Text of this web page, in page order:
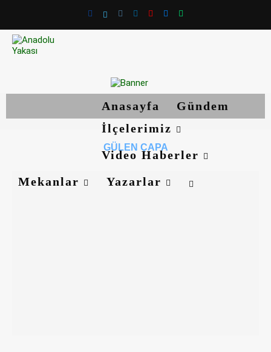
Anasayfa
Gündem
İlçelerimiz
Video Haberler
Mekanlar
Yazarlar
GÜLEN ÇAPA